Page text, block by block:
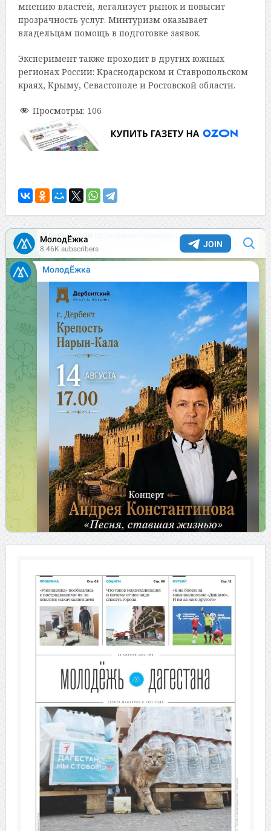
мнению властей, легализует рынок и повысит
прозрачность услуг. Минтуризм оказывает
владельцам помощь в подготовке заявок.
Эксперимент также проходит в других южных
регионах России: Краснодарском и Ставропольском
краях, Крыму, Севастополе и Ростовской области.
Просмотры: 106